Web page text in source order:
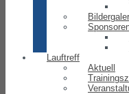
Lauftreff
Aktuell